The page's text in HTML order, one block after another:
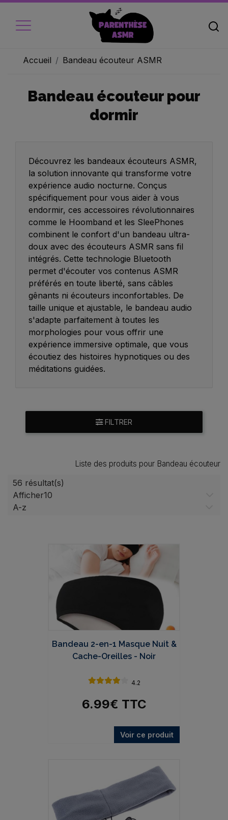
Accueil
Caméra vidéo
Ambiance
Objets
Livres audio
Accueil Bandeau écouteur ASMR
Bandeau écouteur pour
dormir
Découvrez les bandeaux écouteurs ASMR,
la solution innovante qui transforme votre
expérience audio nocturne. Conçus
spécifiquement pour vous aider à vous
endormir, ces accessoires révolutionnaires
comme le Hoomband et les SleePhones
combinent le confort d'un bandeau ultra-
doux avec des écouteurs ASMR sans fil
intégrés. Cette technologie Bluetooth
permet d'écouter vos contenus ASMR
préférés en toute liberté, sans câbles
gênants ni écouteurs inconfortables. De
taille unique et ajustable, le bandeau audio
s'adapte parfaitement à toutes les
morphologies pour vous offrir une
expérience immersive optimale, que vous
écoutiez des histoires hypnotiques ou des
méditations guidées.
FILTRER
Liste des produits pour Bandeau écouteur
56 résultat(s)
Afficher
Bandeau 2-en-1 Masque Nuit &
Cache-Oreilles - Noir
4.2
6.99€ TTC
Voir ce produit